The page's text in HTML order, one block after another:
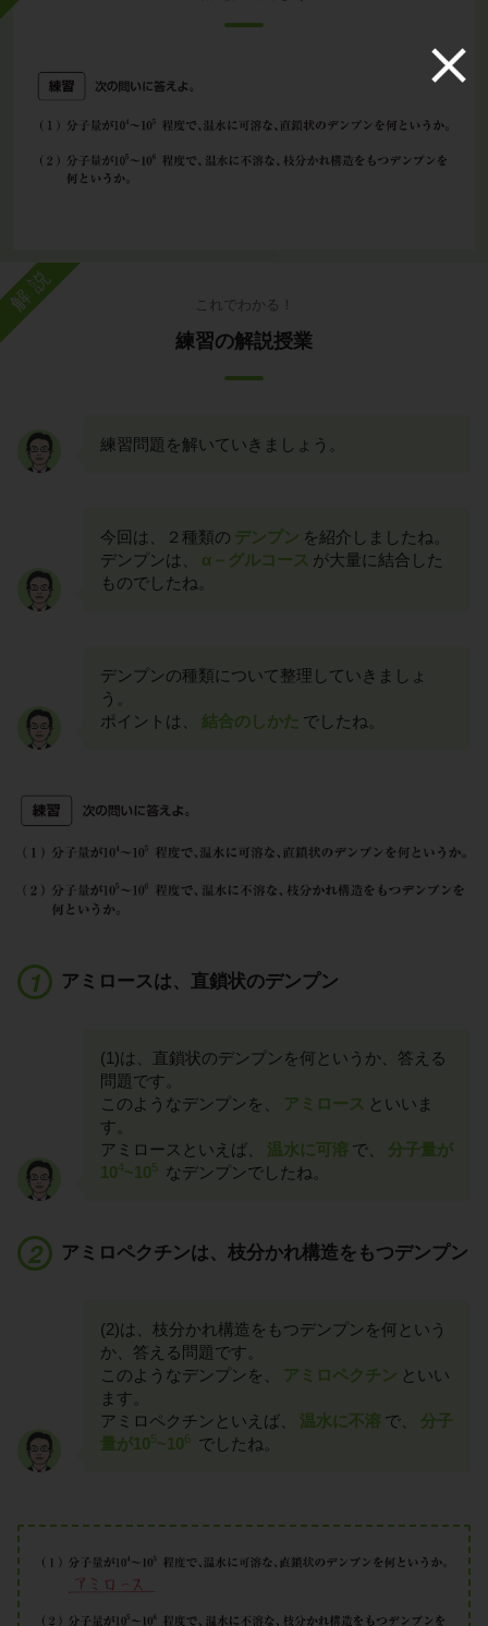
解説 これでわかる！
練習の解説授業
練習問題を解いていきましょう。
今回は、２種類の デンプン を紹介しましたね。
デンプンは、
α－グルコース が大量に結合した
ものでしたね。
デンプンの種類について整理していきましょ
う。
ポイントは、
結合のしかた でしたね。
アミロースは、直鎖状のデンプン
(1)は、直鎖状のデンプンを何というか、答える
問題です。
このようなデンプンを、
アミロース といいま
す。
アミロースといえば、
温水に可溶 で、
分子量が
104 ~105 なデンプンでしたね。
アミロペクチンは、枝分かれ構造をもつデンプン
(2)は、枝分かれ構造をもつデンプンを何という
か、答える問題です。
このようなデンプンを、
アミロペクチン といい
ます。
アミロペクチンといえば、
温水に不溶 で、
分子
量が105~106 でしたね。